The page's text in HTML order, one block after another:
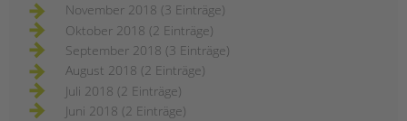
November 2018 (3 Einträge)
Oktober 2018 (2 Einträge)
September 2018 (3 Einträge)
August 2018 (2 Einträge)
Juli 2018 (2 Einträge)
Juni 2018 (2 Einträge)